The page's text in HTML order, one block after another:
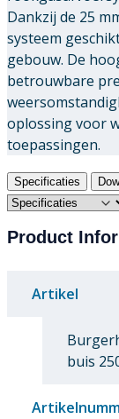
Dankzij de 25
systeem
gebouw. De
betrouwbare
oplossing voor
toepassingen.
Specificaties
Product
Artikel
buis